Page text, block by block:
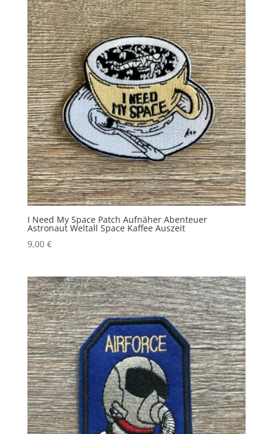
I Need My Space Patch Aufnäher Abenteuer
Astronaut Weltall Space Kaffee Auszeit
9,00 €